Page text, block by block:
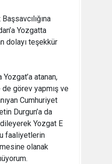
Yozgatta
dolayı teşekkür
Yozgat’a atanan,
görev yapmış ve
Cumhuriyet
Durgun’a da
Yozgat E
faaliyetlerin
olanak